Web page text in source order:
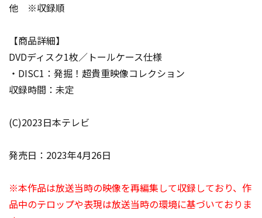
他 ※収録順
【商品詳細】
DVDディスク1枚／トールケース仕様
・DISC1：発掘！超貴重映像コレクション
収録時間：未定
(C)2023日本テレビ
発売日：2023年4月26日
※本作品は放送当時の映像を再編集して収録しており、作
品中のテロップや表現は放送当時の環境に基づいておりま